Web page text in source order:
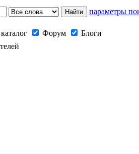
параметры
Форум
Блоги